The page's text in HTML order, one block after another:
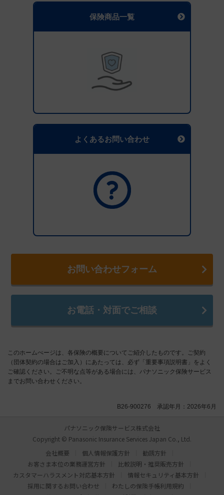
保険商品一覧
よくあるお問い合わせ
お問い合わせフォーム
お電話・対面でご相談
このホームぺージは、各保険の概要についてご紹介したものです。ご契約
（団体契約の場合はご加入）にあたっては、必ず「重要事項説明書」をよく
ご確認ください。ご不明な点等がある場合には、パナソニック保険サービス
までお問い合わせください。
B26-900276 承認年月：2026年6月
パナソニック保険サービス株式会社
Copyright © Panasonic Insurance Services Japan Co., Ltd.
会社概要
個人情報保護方針
勧誘方針
お客さま本位の業務運営方針
比較説明・推奨販売方針
カスタマーハラスメント対応基本方針
情報セキュリティ基本方針
採用に関するお問い合わせ
わたしの保険手帳利用規約